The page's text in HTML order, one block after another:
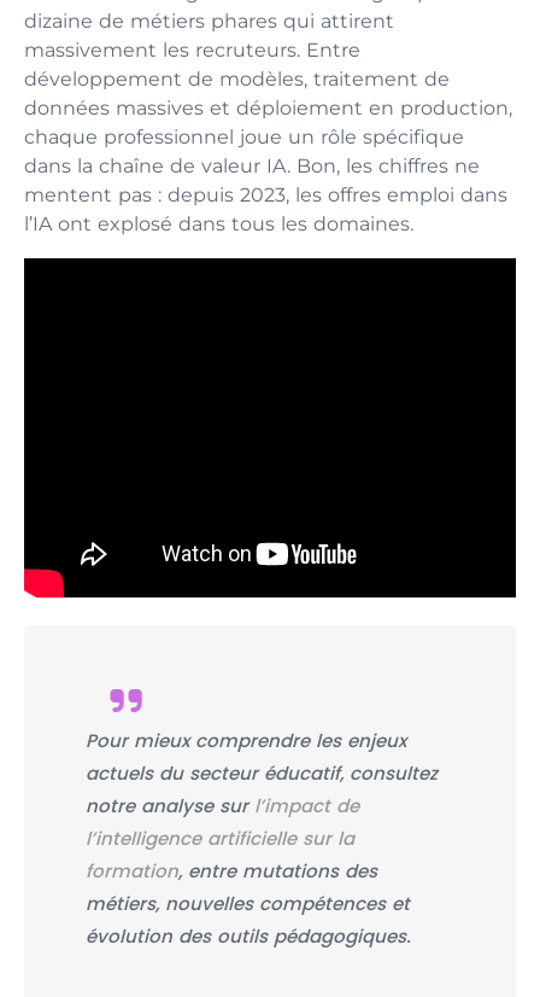
dizaine de métiers phares qui attirent
massivement les recruteurs. Entre
développement de modèles, traitement de
données massives et déploiement en production,
chaque professionnel joue un rôle spécifique
dans la chaîne de valeur IA. Bon, les chiffres ne
mentent pas : depuis 2023, les offres emploi dans
l’IA ont explosé dans tous les domaines.
Pour mieux comprendre les enjeux
actuels du secteur éducatif, consultez
notre analyse surl’impact de
l’intelligence artificielle sur la
formation, entre mutations des
métiers, nouvelles compétences et
évolution des outils pédagogiques.